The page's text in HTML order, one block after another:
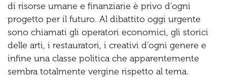
di risorse umane e finanziarie è privo d’ogni
progetto per il futuro. Al dibattito oggi urgente
sono chiamati gli operatori economici, gli storici
delle arti, i restauratori, i creativi d’ogni genere e
infine una classe politica che apparentemente
sembra totalmente vergine rispetto al tema.